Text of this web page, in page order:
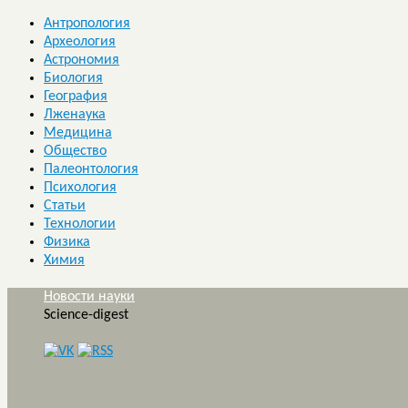
Антропология
Археология
Астрономия
Биология
География
Лженаука
Медицина
Общество
Палеонтология
Психология
Статьи
Технологии
Физика
Химия
Новости науки
Science-digest